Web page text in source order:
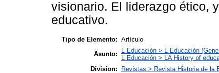
visionario. El liderazgo ético,
educativo.
Tipo de Elemento: Artículo
Asunto:
L Educación > L Educación
L Educación > LA History of
Division:
Revistas > Revista Historia de la